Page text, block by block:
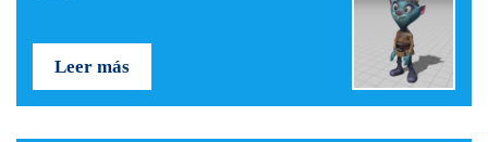
Leer más